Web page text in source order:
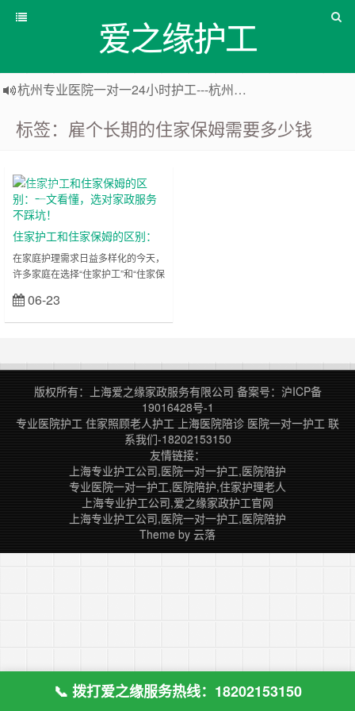
爱之缘护工
杭州专业医院一对一24小时护工---杭州爱之缘护工 18202153150
上海住家一对一护工---上海爱之缘护工 18202153150
标签：雇个长期的住家保姆需要多少钱
上海医院护
工
住家护工和住家保姆的区别：
一文看懂，选对家政服务不踩
坑！
在家庭护理需求日益多样化的今天，
许多家庭在选择“住家护工”和“住家保
里提供服务，究竟有何不同？价格差
异为何大？到底该选哪个更合适？本
冤枉钱！ 一、核心定位：服务对象
与目标不同 住家保姆：以家庭日常
管理与生活照料为核心，服务范围覆
盖整个家庭，主要职责是维持家庭运
转，让家庭成员省心省力。 住
06-23
版权所有：上海爱之缘家政服务有限公司 备案号： 沪ICP备
19016428号-1
专业医院护工 住家照顾老人护工 上海医院陪诊 医院一对一护工 联
系我们-18202153150
友情链接：
上海专业护工公司,医院一对一护工,医院陪护
专业医院一对一护工,医院陪护,住家护理老人
上海专业护工公司,爱之缘家政护工官网
上海专业护工公司,医院一对一护工,医院陪护
Theme by 云落
📞 拨打爱之缘服务热线：18202153150